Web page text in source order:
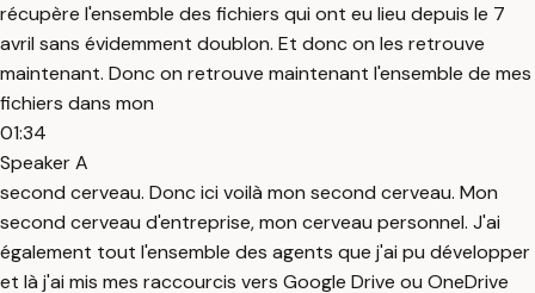
récupère l'ensemble des fichiers qui ont eu lieu depuis le 7
avril sans évidemment doublon. Et donc on les retrouve
maintenant. Donc on retrouve maintenant l'ensemble de mes
fichiers dans mon
01:34
Speaker A
second cerveau. Donc ici voilà mon second cerveau. Mon
second cerveau d'entreprise, mon cerveau personnel. J'ai
également tout l'ensemble des agents que j'ai pu développer
et là j'ai mis mes raccourcis vers Google Drive ou OneDrive